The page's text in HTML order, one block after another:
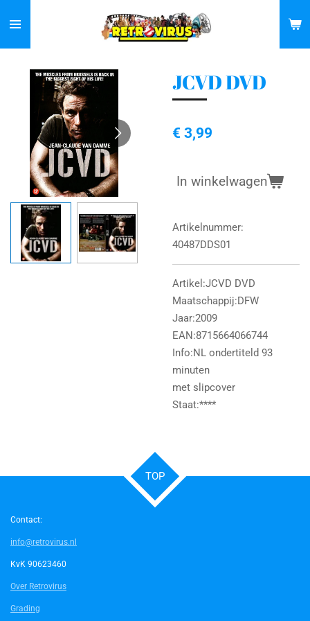
direct
naar
hoofdinhoud
JCVD DVD
€ 3,99
In winkelwagen
Artikelnummer:
40487DDS01
Artikel:JCVD DVD
Maatschappij:DFW
Jaar:2009
EAN:8715664066744
Info:NL ondertiteld 93
minuten
met slipcover
Staat:****
TOP
Contact:
info@retrovirus.nl
KvK 90623460
Over Retrovirus
Grading